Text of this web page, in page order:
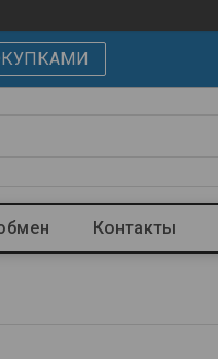
Контакты